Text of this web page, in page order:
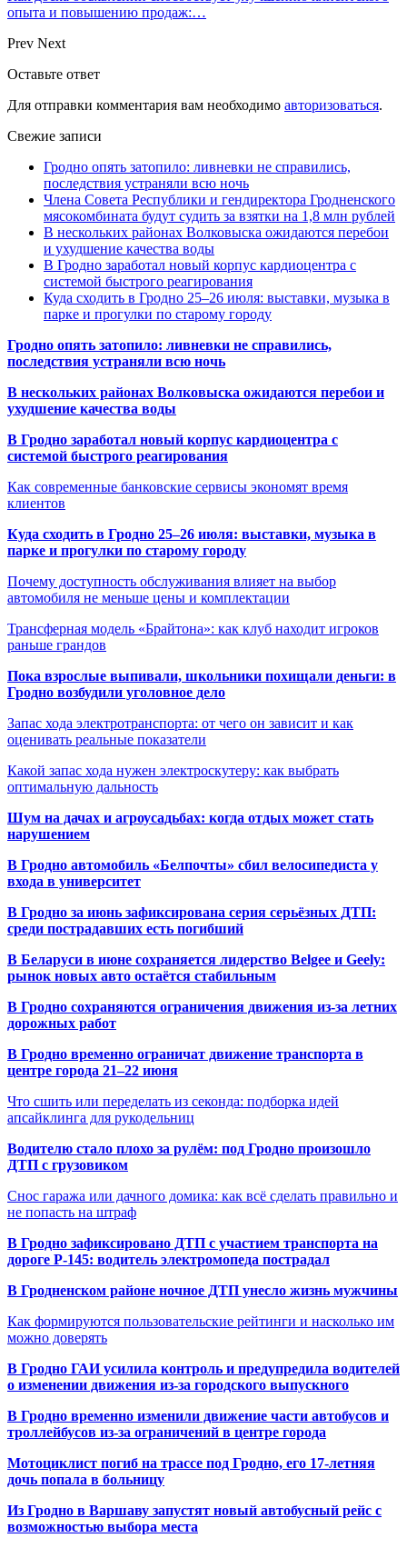
опыта и повышению продаж:…
Prev Next
Оставьте ответ
Для отправки комментария вам необходимо авторизоваться.
Свежие записи
Гродно опять затопило: ливневки не справились,
последствия устраняли всю ночь
Члена Совета Республики и гендиректора Гродненского
мясокомбината будут судить за взятки на 1,8 млн рублей
В нескольких районах Волковыска ожидаются перебои
и ухудшение качества воды
В Гродно заработал новый корпус кардиоцентра с
системой быстрого реагирования
Куда сходить в Гродно 25–26 июля: выставки, музыка в
парке и прогулки по старому городу
Гродно опять затопило: ливневки не справились,
последствия устраняли всю ночь
В нескольких районах Волковыска ожидаются перебои и
ухудшение качества воды
В Гродно заработал новый корпус кардиоцентра с
системой быстрого реагирования
Как современные банковские сервисы экономят время
клиентов
Куда сходить в Гродно 25–26 июля: выставки, музыка в
парке и прогулки по старому городу
Почему доступность обслуживания влияет на выбор
автомобиля не меньше цены и комплектации
Трансферная модель «Брайтона»: как клуб находит игроков
раньше грандов
Пока взрослые выпивали, школьники похищали деньги: в
Гродно возбудили уголовное дело
Запас хода электротранспорта: от чего он зависит и как
оценивать реальные показатели
Какой запас хода нужен электроскутеру: как выбрать
оптимальную дальность
Шум на дачах и агроусадьбах: когда отдых может стать
нарушением
В Гродно автомобиль «Белпочты» сбил велосипедиста у
входа в университет
В Гродно за июнь зафиксирована серия серьёзных ДТП:
среди пострадавших есть погибший
В Беларуси в июне сохраняется лидерство Belgee и Geely:
рынок новых авто остаётся стабильным
В Гродно сохраняются ограничения движения из-за летних
дорожных работ
В Гродно временно ограничат движение транспорта в
центре города 21–22 июня
Что сшить или переделать из секонда: подборка идей
апсайклинга для рукодельниц
Водителю стало плохо за рулём: под Гродно произошло
ДТП с грузовиком
Снос гаража или дачного домика: как всё сделать правильно и
не попасть на штраф
В Гродно зафиксировано ДТП с участием транспорта на
дороге Р-145: водитель электромопеда пострадал
В Гродненском районе ночное ДТП унесло жизнь мужчины
Как формируются пользовательские рейтинги и насколько им
можно доверять
В Гродно ГАИ усилила контроль и предупредила водителей
о изменении движения из-за городского выпускного
В Гродно временно изменили движение части автобусов и
троллейбусов из-за ограничений в центре города
Мотоциклист погиб на трассе под Гродно, его 17-летняя
дочь попала в больницу
Из Гродно в Варшаву запустят новый автобусный рейс с
возможностью выбора места